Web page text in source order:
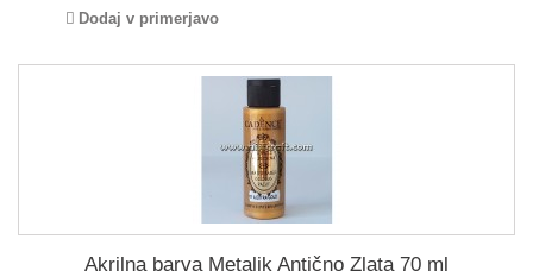
Dodaj v primerjavo
Akrilna barva Metalik Antično Zlata 70 ml